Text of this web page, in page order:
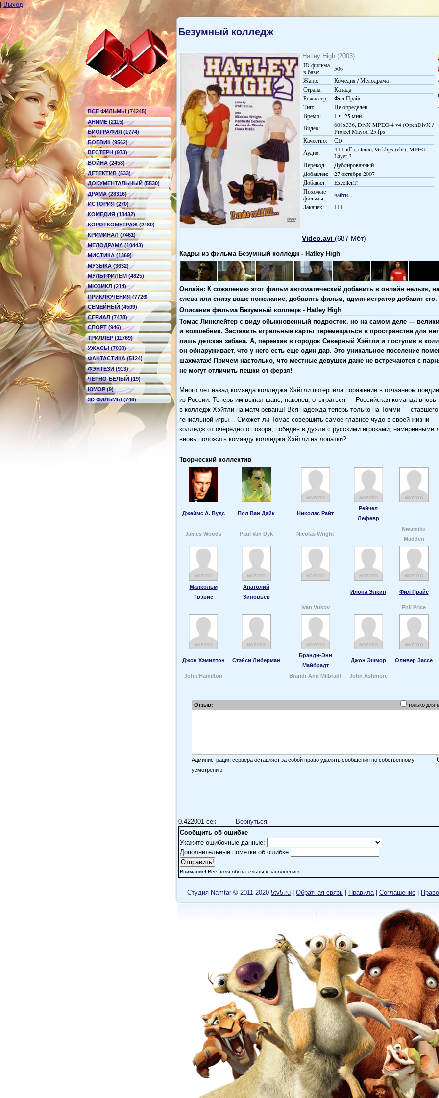
Выход
ВСЕ ФИЛЬМЫ (74245)
АНИМЕ (2115)
БИОГРАФИЯ (1774)
БОЕВИК (9562)
ВЕСТЕРН (973)
ВОЙНА (2458)
ДЕТЕКТИВ (533)
ДОКУМЕНТАЛЬНЫЙ (5530)
ДРАМА (28316)
ИСТОРИЯ (270)
КОМЕДИЯ (18432)
КОРОТКОМЕТРАЖ (2480)
КРИМИНАЛ (7461)
МЕЛОДРАМА (10443)
МИСТИКА (1369)
МУЗЫКА (3632)
МУЛЬТФИЛЬМ (4825)
МЮЗИКЛ (214)
ПРИКЛЮЧЕНИЯ (7726)
СЕМЕЙНЫЙ (4509)
СЕРИАЛ (7478)
СПОРТ (946)
ТРИЛЛЕР (11769)
УЖАСЫ (7030)
ФАНТАСТИКА (5124)
ФЭНТЕЗИ (913)
ЧЕРНО-БЕЛЫЙ (19)
ЮМОР (9)
3D ФИЛЬМЫ (746)
Безумный колледж
Hatley High (2003)
ID фильма
в базе:
506
Жанр:
Комедия / Мелодрама
Страна:
Канада
Режиссер:
Фил Прайс
Тип:
Не определен
Время:
1 ч. 25 мин.
Видео:
608x336, DivX MPEG-4 v4 (OpenDivX /
Project Mayo), 25 fps
Качество:
СD
Аудио:
44,1 кГц, stereo, 96 kbps (cbr), MPEG
Layer-3
Перевод:
Дублированный
Добавлен:
27 октября 2007
Добавил:
ExcellenT!
Похожие
фильмы:
найти...
Закачек:
111
Video.avi (687 Мбт)
Кадры из фильма Безумный колледж - Hatley High
Онлайн: К сожалению этот фильм автоматический добавить в онлайн нельзя,
слева или снизу ваше пожелание, добавить фильм, администратор добавит его.
Описание фильма Безумный колледж - Hatley High
Томас Линклейтер с виду обыкновенный подросток, но на самом деле —
и волшебник. Заставить игральные карты перемещаться в пространстве для
лишь детская забава. А, переехав в городок Северный Хэйтли и поступив в
он обнаруживает, что у него есть еще один дар. Это уникальное поселение
шахматах! Причем настолько, что местные девушки даже не встречаются с
не могут отличить пешки от ферзя!
Много лет назад команда колледжа Хэйтли потерпела поражение в отчаянном
из России. Теперь им выпал шанс, наконец, отыграться — Российская команда вновь
в колледж Хэйтли на матч-реванш! Вся надежда теперь только на Томми —
гениальной игры… Сможет ли Томас совершить самое главное чудо в своей жизни —
колледж от очередного позора, победив в дуэли с русскими игроками, намеренными
вновь положить команду колледжа Хэйтли на лопатки?
Творческий коллектив
Джеймс А. Вудс Пол Ван Дайк Николас Райт
Рейчел
Лефевр
James Woods Paul Van Dyk Nicolas Wright
Nwamiko
Madden
Малкольм
Трэвис
Анатолий
Зиновьев
Илона Элкин Фил Прайс
Ivan Vukov
Phil Price
Джон Хэмилтон Стэйси Либерман
Брэнди-Энн
Майбрадт
Джон Эшмор Оливер Зассе
John Hamilton Brandi-Ann Milbradt John Ashmore
Отзыв: только для
Администрация сервера оставляет за собой право удалять сообщения по собственному
усмотрению
0.422001 сек
Вернуться
Сообщить об ошибке
Укажите ошибочные данные:
Дополнительные пометки об ошибке
Внимание! Все поля обязательны к заполнению!
Cтудия Namtar © 2011-2020 5tv5.ru Обратная связь Правила| Cоглашение